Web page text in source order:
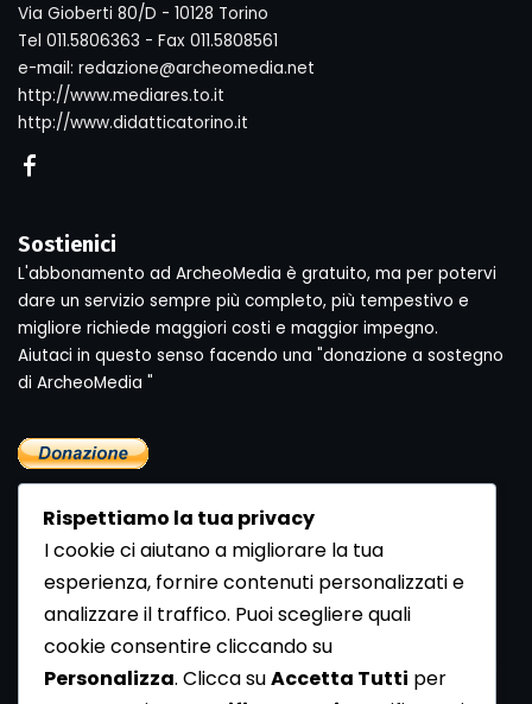
Via Gioberti 80/D - 10128 Torino
Tel 011.5806363 - Fax 011.5808561
e-mail: redazione@archeomedia.net
http://www.mediares.to.it
http://www.didatticatorino.it
Sostienici
L'abbonamento ad ArcheoMedia è gratuito, ma per potervi
dare un servizio sempre più completo, più tempestivo e
migliore richiede maggiori costi e maggior impegno.
Aiutaci in questo senso facendo una "donazione a sostegno
di ArcheoMedia "
Newsletter
Se vuoi ricevere la Rivista gratuita di archeologia realizzata
dalla Redazione di ArcheoMedia iscriviti alla nostra
Rispettiamo la tua privacy
I cookie ci aiutano a migliorare la tua
esperienza, fornire contenuti personalizzati e
analizzare il traffico. Puoi scegliere quali
cookie consentire cliccando su
Personalizza. Clicca suAccetta Tutti per